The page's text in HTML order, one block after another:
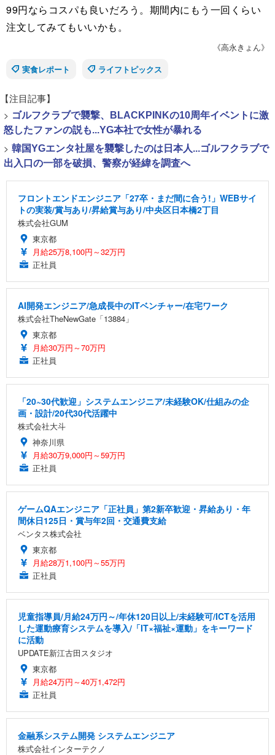
99円ならコスパも良いだろう。期間内にもう一回くらい
注文してみてもいいかも。
《高永きょん》
実食レポート
ライフトピックス
【注目記事】
> ゴルフクラブで襲撃、BLACKPINKの10周年イベントに激
怒したファンの説も...YG本社で女性が暴れる
> 韓国YGエンタ社屋を襲撃したのは日本人...ゴルフクラブで
出入口の一部を破損、警察が経緯を調査へ
フロントエンドエンジニア「27卒・まだ間に合う!」WEBサイ
トの実装/賞与あり/昇給賞与あり/中央区日本橋2丁目
株式会社GUM
東京都
月給25万8,100円～32万円
正社員
AI開発エンジニア/急成長中のITベンチャー/在宅ワーク
株式会社TheNewGate「13884」
東京都
月給30万円～70万円
正社員
「20~30代歓迎」システムエンジニア/未経験OK/仕組みの企
画・設計/20代30代活躍中
株式会社大斗
神奈川県
月給30万9,000円～59万円
正社員
ゲームQAエンジニア「正社員」第2新卒歓迎・昇給あり・年
間休日125日・賞与年2回・交通費支給
ベンタス株式会社
東京都
月給28万1,100円～55万円
正社員
児童指導員/月給24万円～/年休120日以上/未経験可/ICTを活用
した運動療育システムを導入/「IT×福祉×運動」をキーワード
に活動
UPDATE新江古田スタジオ
東京都
月給24万円～40万1,472円
正社員
金融系システム開発 システムエンジニア
株式会社インターテクノ